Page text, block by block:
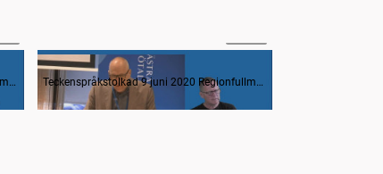
Teckenspråkstolkad 9 juni 2020 Regionfullmäktige
Frågestund
Teckenspråkstolkad 9 juni 2020 Regionfullmäktige